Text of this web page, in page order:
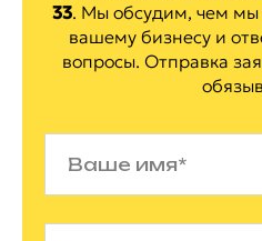
33. Мы обсудим, чем
вашему бизнесу и
вопросы. Отправка